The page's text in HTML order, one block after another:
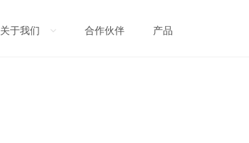
关于我们 合作伙伴 产品